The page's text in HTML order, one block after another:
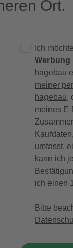
Ort.
Ich
Werbung
hagebau
meiner
hagebau,
meines
umfasst,
kann ich
ich einen
Bitte